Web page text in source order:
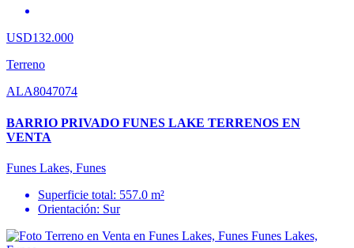
USD132.000
Terreno
ALA8047074
BARRIO PRIVADO FUNES LAKE TERRENOS EN
VENTA
Funes Lakes, Funes
Superficie total: 557.0 m²
Orientación: Sur